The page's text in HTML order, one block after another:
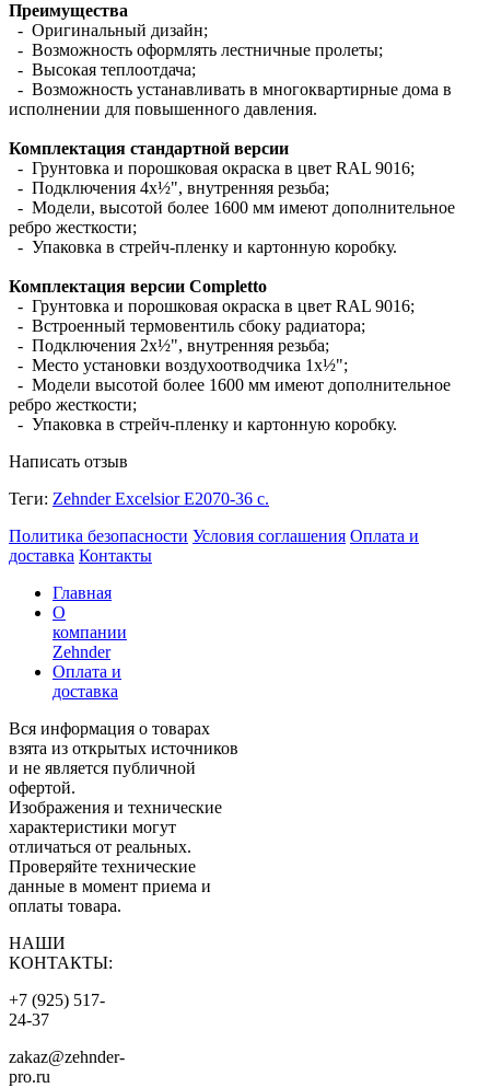
Преимущества
- Оригинальный дизайн;
- Возможность оформлять лестничные пролеты;
- Высокая теплоотдача;
- Возможность устанавливать в многоквартирные дома в
исполнении для повышенного давления.
Комплектация стандартной версии
- Грунтовка и порошковая окраска в цвет RAL 9016;
- Подключения 4х½", внутренняя резьба;
- Модели, высотой более 1600 мм имеют дополнительное
ребро жесткости;
- Упаковка в стрейч-пленку и картонную коробку.
Комплектация версии Completto
- Грунтовка и порошковая окраска в цвет RAL 9016;
- Встроенный термовентиль сбоку радиатора;
- Подключения 2х½", внутренняя резьба;
- Место установки воздухоотводчика 1х½";
- Модели высотой более 1600 мм имеют дополнительное
ребро жесткости;
- Упаковка в стрейч-пленку и картонную коробку.
Написать отзыв
Теги: Zehnder Excelsior E2070-36 с.
Политика безопасности Условия соглашения Оплата и
доставка Контакты
Главная
О
компании
Zehnder
Оплата и
доставка
Вся информация о товарах
взята из открытых источников
и не является публичной
офертой.
Изображения и технические
характеристики могут
отличаться от реальных.
Проверяйте технические
данные в момент приема и
оплаты товара.
НАШИ
КОНТАКТЫ:
+7 (925) 517-
24-37
zakaz@zehnder-
pro.ru